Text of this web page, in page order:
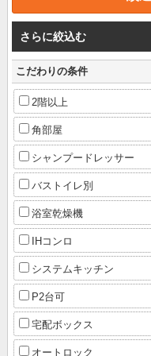
さらに絞込む
こだわりの条件
2階以上
角部屋
シャンプードレッサー
バストイレ別
浴室乾燥機
IHコンロ
システムキッチン
P2台可
宅配ボックス
オートロック